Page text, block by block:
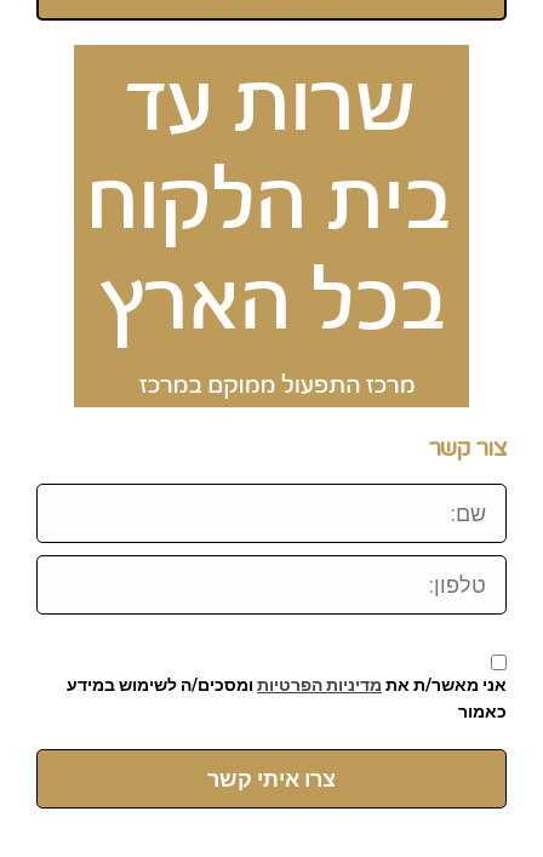
צור קשר
שם:
טלפון:
אני מאשר/ת את מדיניות הפרטיות ומסכים/ה לשימוש במידע
כאמור
צרו איתי קשר